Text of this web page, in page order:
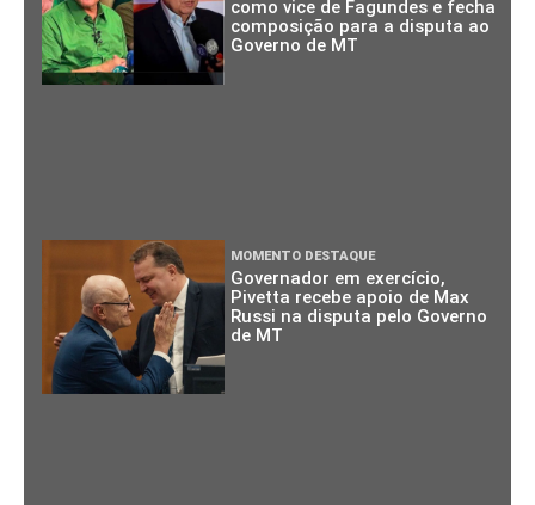
como vice de Fagundes e fecha
composição para a disputa ao
Governo de MT
MOMENTO DESTAQUE
Governador em exercício,
Pivetta recebe apoio de Max
Russi na disputa pelo Governo
de MT